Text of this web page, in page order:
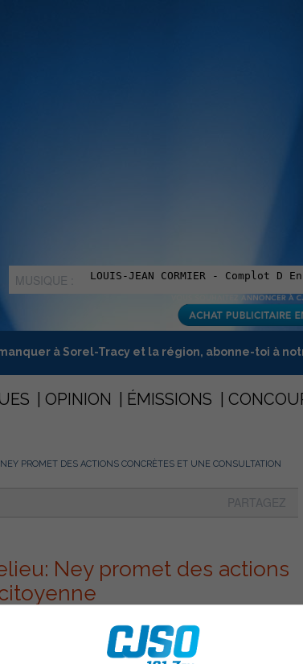
MUSIQUE :
à Sorel-Tracy et la région, abonne-toi à
OPINION ÉMISSIONS
PROMET DES ACTIONS CONCRÈTES ET UNE CONSULTATION
PARTAGEZ
Ney promet des actions